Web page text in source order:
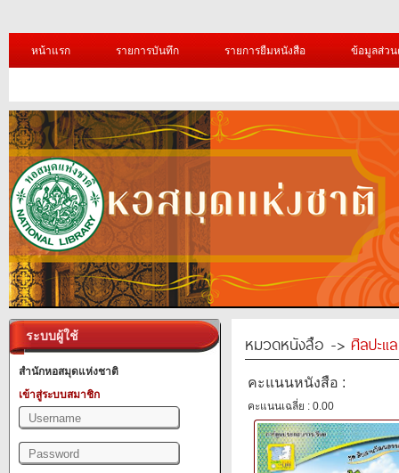
หน้าแรก รายการบันทึก รายการยืมหนังสือ ข้อมูลส่ว
ระบบผู้ใช้
สำนักหอสมุดแห่งชาติ
เข้าสู่ระบบสมาชิก
หมวดหนังสือ -> ศิลปะแ
คะแนนหนังสือ :
คะแนนเฉลี่ย : 0.00